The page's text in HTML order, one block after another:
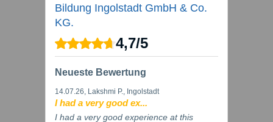
Bildung Ingolstadt GmbH & Co.
KG.
4,7/5
Neueste Bewertung
14.07.26, Lakshmi P., Ingolstadt
I had a very good ex...
I had a very good experience at this